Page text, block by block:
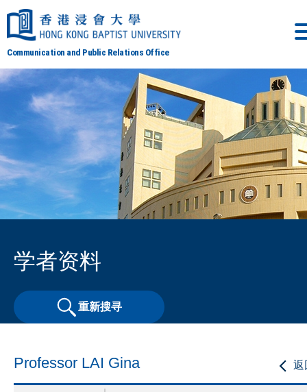
Communication and Public Relations Office
学者资料
重新搜寻
返
Professor LAI Gina